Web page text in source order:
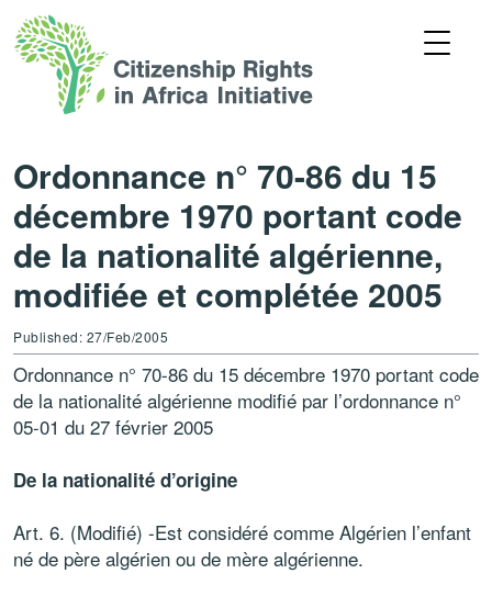
Ordonnance n° 70-86 du 15
décembre 1970 portant code
de la nationalité algérienne,
modifiée et complétée 2005
Published: 27/Feb/2005
Ordonnance n° 70-86 du 15 décembre 1970 portant code
de la nationalité algérienne modifié par l’ordonnance n°
05-01 du 27 février 2005
De la nationalité d’origine
Art. 6. (Modifié) -Est considéré comme Algérien l’enfant
né de père algérien ou de mère algérienne.